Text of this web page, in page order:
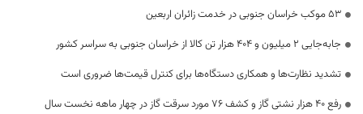
53 موکب خراسان جنوبی در خدمت زائران اربعین
جابه‌جایی 2 میلیون و 404 هزار تن کالا از خراسان جنوبی به سراسر کشور
تشدید نظارت‌ها و همکاری دستگاه‌ها برای کنترل قیمت‌ها ضروری است
رفع 40 هزار نشتی گاز و کشف 76 مورد سرقت گاز در چهار ماهه نخست سال